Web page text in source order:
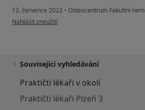
12. července 2022 • Osteocentrum Fakultní
podle názoru uživatele B. M.
Nahlásit zneužití
Související vyhledávání
Praktičtí lékaři v okolí
Praktičtí lékaři Plzeň 3